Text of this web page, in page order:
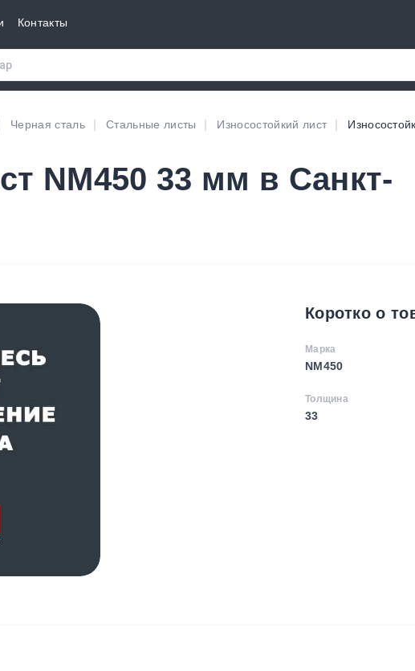
Контакты
Черная сталь Стальные листы Износостойкий лист
NM450 33 мм в Санкт-
Коротко о
Марка
NM450
Толщина
33